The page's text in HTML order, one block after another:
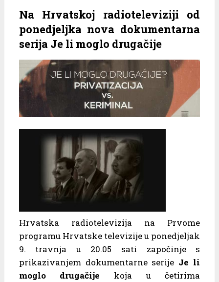
Na Hrvatskoj radioteleviziji od
ponedjeljka nova dokumentarna
serija Je li moglo drugačije
Hrvatska radiotelevizija na Prvome
programu Hrvatske televizije u ponedjeljak
9. travnja u 20.05 sati započinje s
prikazivanjem dokumentarne serije Je li
moglo drugačije koja u četirima